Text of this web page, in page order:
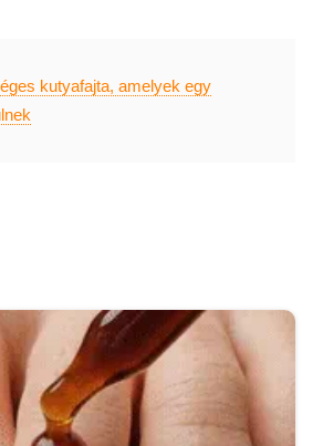
kutyafajta, amelyek egy